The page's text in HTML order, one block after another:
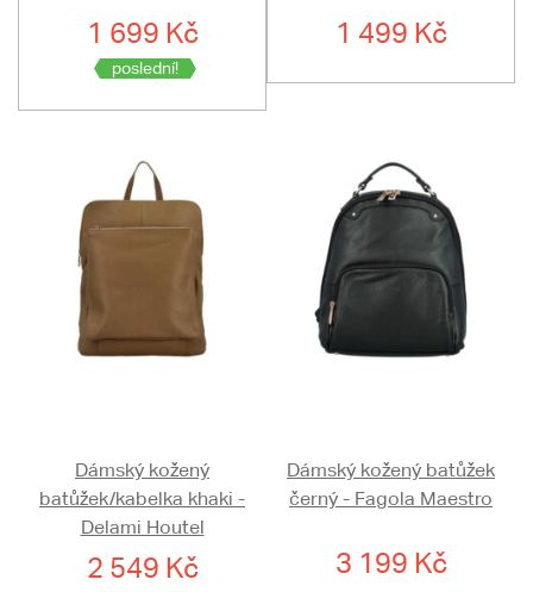
1 699 Kč
poslední!
1 499 Kč
Dámský kožený
batůžek/kabelka khaki -
Delami Houtel
2 549 Kč
Dámský kožený batůžek
černý - Fagola Maestro
3 199 Kč